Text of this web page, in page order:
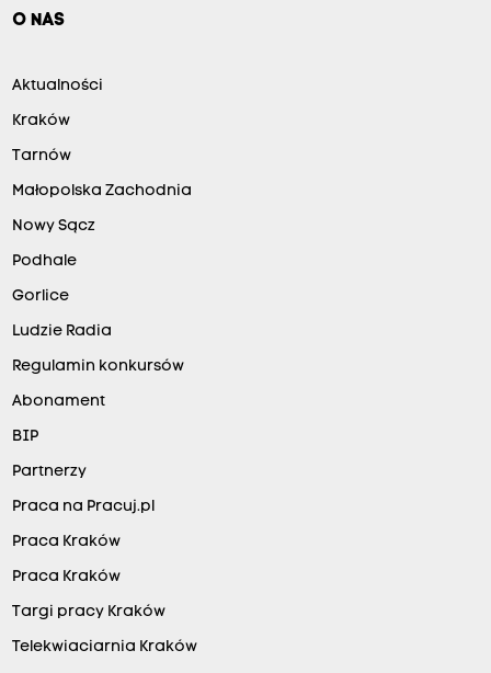
O NAS
Aktualności
Kraków
Tarnów
Małopolska Zachodnia
Nowy Sącz
Podhale
Gorlice
Ludzie Radia
Regulamin konkursów
Abonament
BIP
Partnerzy
Praca na Pracuj.pl
Praca Kraków
Praca Kraków
Targi pracy Kraków
Telekwiaciarnia Kraków